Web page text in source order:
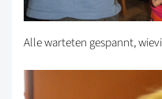
Alle warteten gespannt,